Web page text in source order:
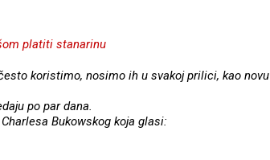
platiti stanarinu
koristimo, nosimo ih u svakoj prilici, kao novu
po par dana.
Bukowskog koja glasi: